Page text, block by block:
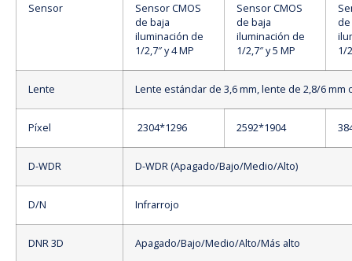
Sensor
Sensor CMOS
de baja
iluminación de
1/2,7″ y 4 MP
Sensor CMOS
de baja
iluminación de
1/2,7″ y 5 MP
de
1/
Lente Lente estándar de 3,6 mm, lente de 2,8/6 mm
Píxel 2304*1296 2592*1904
D-WDR D-WDR (Apagado/Bajo/Medio/Alto)
D/N Infrarrojo
DNR 3D Apagado/Bajo/Medio/Alto/Más alto